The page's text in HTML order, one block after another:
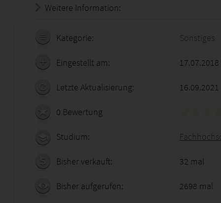
Weitere Information:
Kategorie: Sonstiges
Eingestellt am:
Letzte Aktualisierung: 16.09.2021
0 Bewertung
Studium:
Bisher verkauft: 32 mal
Bisher aufgerufen: 2698 mal